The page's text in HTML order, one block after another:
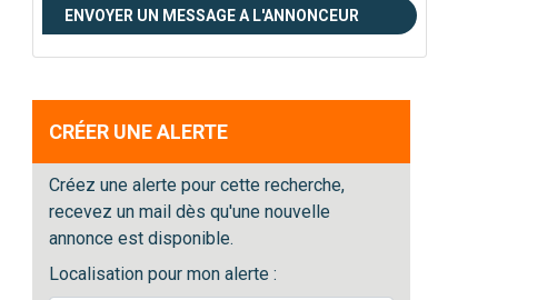
ENVOYER UN MESSAGE A L'ANNONCEUR
CRÉER UNE ALERTE
Créez une alerte pour cette recherche,
recevez un mail dès qu'une nouvelle
annonce est disponible.
Localisation pour mon alerte :